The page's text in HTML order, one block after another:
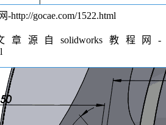
http://gocae.com/1522.html
章源自solidworks教程网-